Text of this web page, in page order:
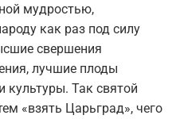
мудростью,
как раз под силу
свершения
лучшие плоды
культуры. Так святой
«взять Царьград», чего